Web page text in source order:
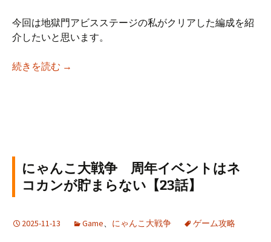
今回は地獄門アビスステージの私がクリアした編成を紹
介したいと思います。
続きを読む にゃんこ大戦争 アビスステージ 地獄門 修
→
にゃんこ大戦争 周年イベントはネ
コカンが貯まらない【23話】
2025-11-13 Game、 にゃんこ大戦争 ゲーム攻略